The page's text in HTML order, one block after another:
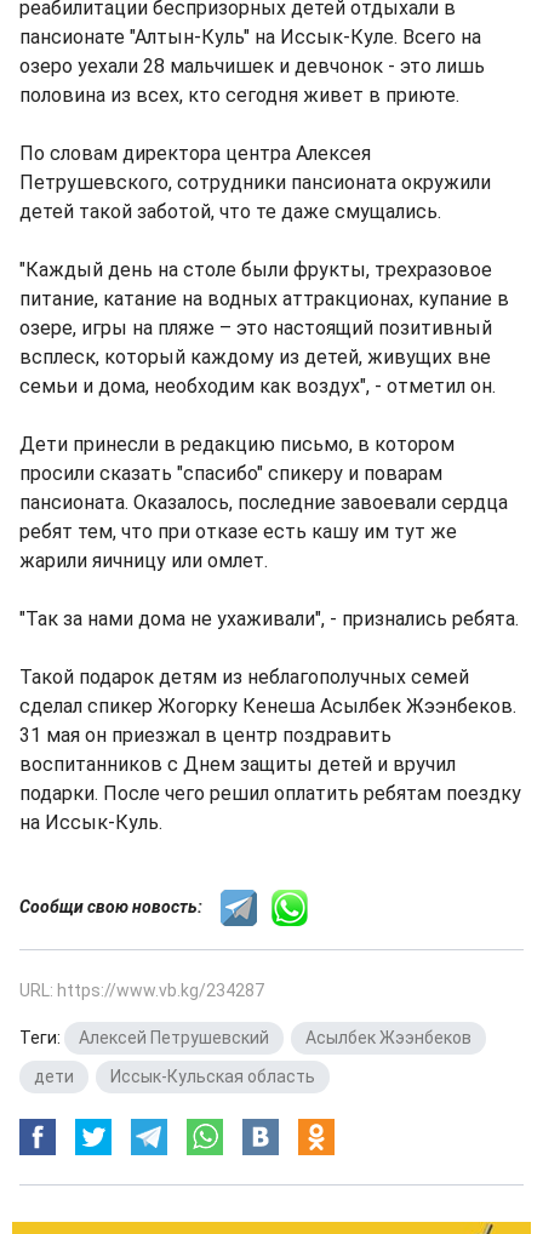
реабилитации беспризорных детей отдыхали в
пансионате "Алтын-Куль" на Иссык-Куле. Всего на
озеро уехали 28 мальчишек и девчонок - это лишь
половина из всех, кто сегодня живет в приюте.
По словам директора центра Алексея
Петрушевского, сотрудники пансионата окружили
детей такой заботой, что те даже смущались.
"Каждый день на столе были фрукты, трехразовое
питание, катание на водных аттракционах, купание в
озере, игры на пляже – это настоящий позитивный
всплеск, который каждому из детей, живущих вне
семьи и дома, необходим как воздух", - отметил он.
Дети принесли в редакцию письмо, в котором
просили сказать "спасибо" спикеру и поварам
пансионата. Оказалось, последние завоевали сердца
ребят тем, что при отказе есть кашу им тут же
жарили яичницу или омлет.
"Так за нами дома не ухаживали", - признались ребята.
Такой подарок детям из неблагополучных семей
сделал спикер Жогорку Кенеша Асылбек Жээнбеков.
31 мая он приезжал в центр поздравить
воспитанников с Днем защиты детей и вручил
подарки. После чего решил оплатить ребятам поездку
на Иссык-Куль.
Сообщи свою новость:
URL: https://www.vb.kg/234287
Теги: Алексей Петрушевский Асылбек Жээнбеков
дети
Иссык-Кульская область